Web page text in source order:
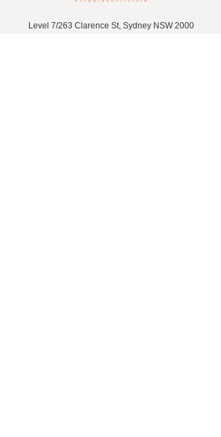
Level 7/263 Clarence St, Sydney NSW 2000